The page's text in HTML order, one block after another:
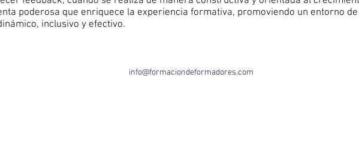
poderosa que enriquece la experiencia formativa, promoviendo un entorno de
inclusivo y efectivo.
info@formaciondeformadores.com